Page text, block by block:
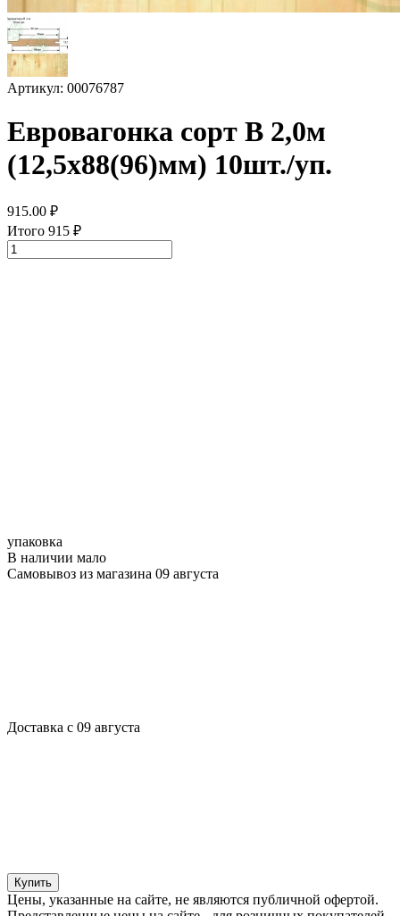
Артикул: 00076787
Евровагонка сорт В 2,0м
(12,5х88(96)мм) 10шт./уп.
915.00 ₽
Итого 915 ₽
упаковка
В наличии мало
Самовывоз из магазина 09 августа
Доставка с 09 августа
Купить
Цены, указанные на сайте, не являются публичной офертой.